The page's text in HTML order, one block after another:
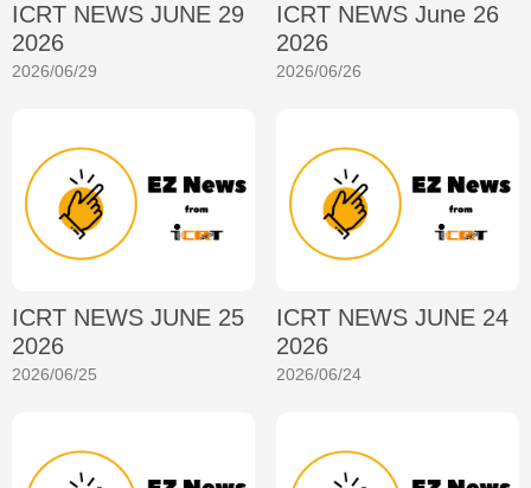
ICRT NEWS JUNE 29
2026
2026/06/29
ICRT NEWS June 26
2026
2026/06/26
ICRT NEWS JUNE 25
2026
2026/06/25
ICRT NEWS JUNE 24
2026
2026/06/24